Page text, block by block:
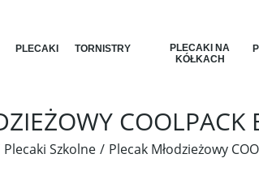
PLECAKI TORNISTRY
PLECAKI NA
KÓŁKACH
Plecaki Szkolne Plecak Młodzieżowy